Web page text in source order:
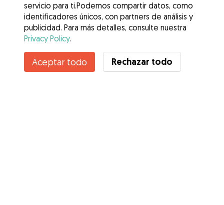
Contacta con Martin Damian
¿Conoces los Beneficios de Gudog? Ver más
servicio para ti.Podemos compartir datos, como
identificadores únicos, con partners de análisis y
publicidad. Para más detalles, consulte nuestra
Privacy Policy.
Aceptar todo Rechazar todo